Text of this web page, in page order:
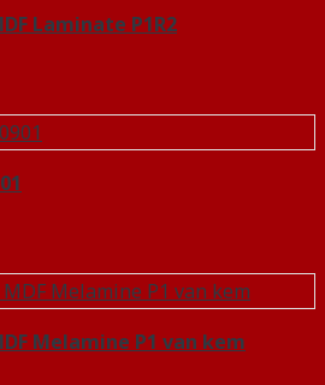
Laminate P1R2
Melamine P1 van kem